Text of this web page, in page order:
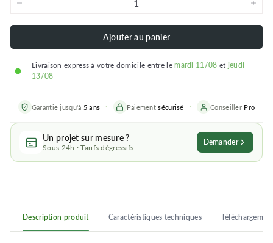
Ajouter au panier
Livraison express à votre domicile entre lemardi 11/08 et jeudi
13/08
Garantie jusqu'à 5 ans Paiementsécurisé Conseiller Pro
Un projet sur mesure ?
Sous 24h · Tarifs dégressifs
Demander
Description produit Caractéristiques techniques